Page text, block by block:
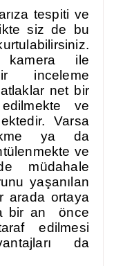
tespiti ve
siz de bu
kamera ile
inceleme
net bir
ve
Varsa
ya da
ve
müdahale
yaşanılan
arada ortaya
bir an önce
edilmesi
da